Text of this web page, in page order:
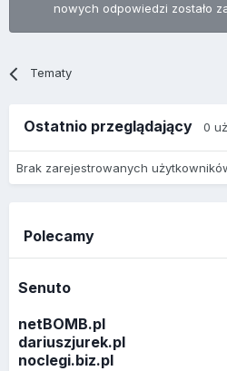
nowych odpowiedzi zostało
Tematy
Ostatnio przeglądający 0
Brak zarejestrowanych
Polecamy
Senuto
netBOMB.pl
dariuszjurek.pl
noclegi.biz.pl